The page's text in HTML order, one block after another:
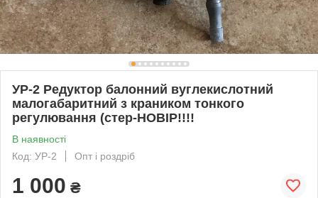
УР-2 Редуктор балонний вуглекислотний
малогабаритний з краником тонкого
регулювання (стер-НОВІР!!!!
В наявності
Код: УР-2
Опт і роздріб
1 000 ₴